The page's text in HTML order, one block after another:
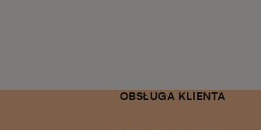
OBSŁUGA KLIENTA